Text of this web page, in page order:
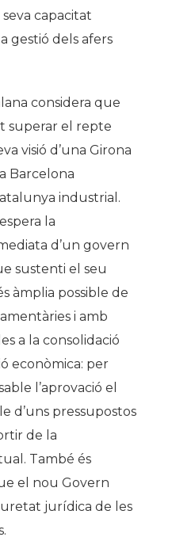
capacitat
gestió dels afers
considera que
superar el repte
visió d’una Girona
Barcelona
industrial.
la
d’un govern
sustenti el seu
àmplia possible de
i amb
a la consolidació
econòmica: per
l’aprovació el
d’uns pressupostos
de la
També és
el nou Govern
jurídica de les